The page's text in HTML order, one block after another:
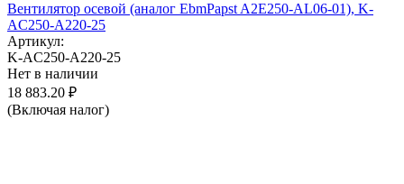
Вентилятор осевой (аналог EbmPapst A2E250-AL06-01), K-
AC250-A220-25
Артикул:
K-AC250-A220-25
Нет в наличии
18 883.20 ₽
(Включая налог)